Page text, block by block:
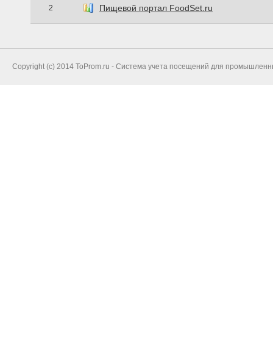
2 Пищевой портал FoodSet.ru
Copyright (c) 2014 ToProm.ru - Система учета посещений для